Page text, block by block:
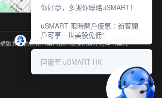
融資提供意見（第六類）及提供資產管理（第九
你好😊，多謝你聯絡uSMART！
uSMART 限時開戶優惠︰新客開
戶可享一世美股免佣^
回覆至 uSMART HK